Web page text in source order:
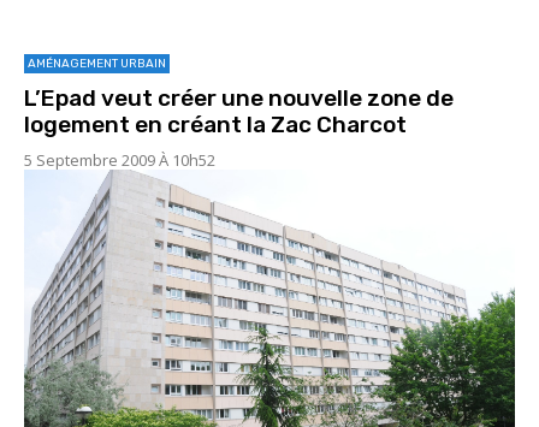
AMÉNAGEMENT URBAIN
L’Epad veut créer une nouvelle zone de
logement en créant la Zac Charcot
5 Septembre 2009 À 10h52